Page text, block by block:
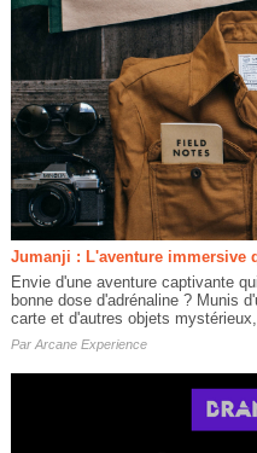
Jumanji : L'aventure immersive
Envie d'une aventure captivante
bonne dose d'adrénaline ? Munis
carte et d'autres objets
Par Arcane Experience